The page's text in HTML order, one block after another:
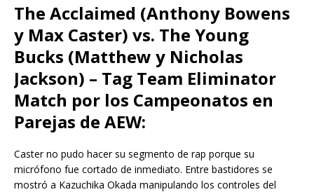
The Acclaimed (Anthony Bowens
y Max Caster) vs. The Young
Bucks (Matthew y Nicholas
Jackson) – Tag Team Eliminator
Match por los Campeonatos en
Parejas de AEW:
Caster no pudo hacer su segmento de rap porque su
micrófono fue cortado de inmediato. Entre bastidores se
mostró a Kazuchika Okada manipulando los controles del